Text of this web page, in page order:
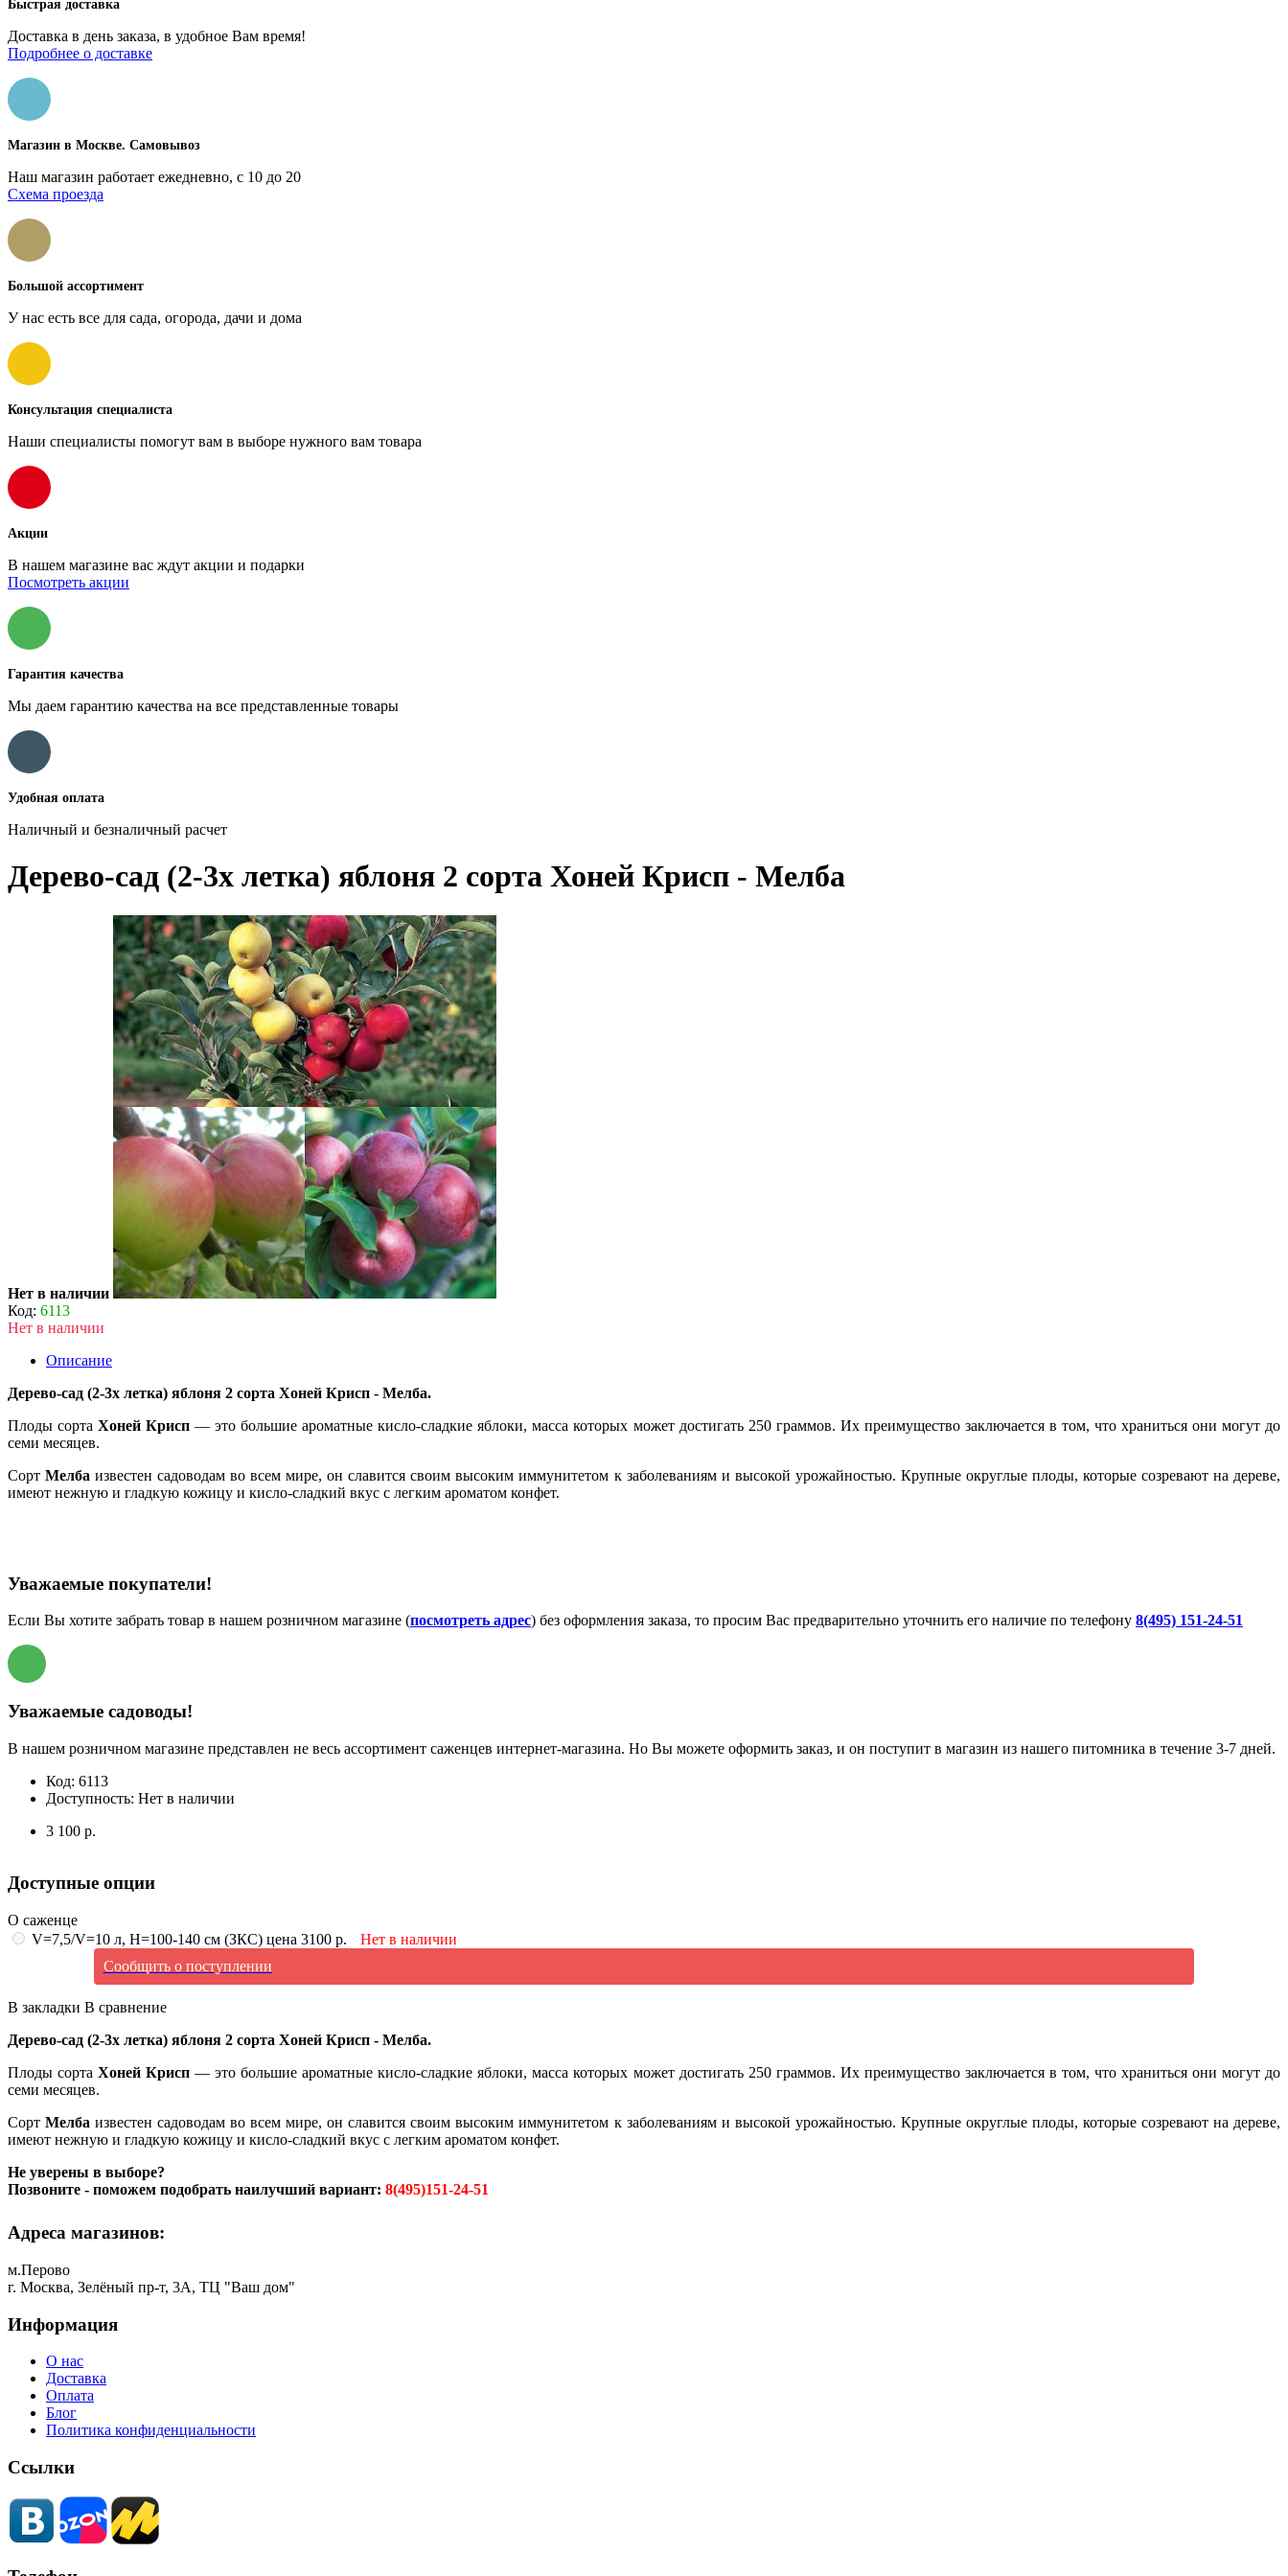
Быстрая доставка
Доставка в день заказа, в удобное Вам время!
Подробнее о доставке
Магазин в Москве. Самовывоз
Наш магазин работает ежедневно, с 10 до 20
Схема проезда
Большой ассортимент
У нас есть все для сада, огорода, дачи и дома
Консультация специалиста
Наши специалисты помогут вам в выборе нужного вам товара
Акции
В нашем магазине вас ждут акции и подарки
Посмотреть акции
Гарантия качества
Мы даем гарантию качества на все представленные товары
Удобная оплата
Наличный и безналичный расчет
Дерево-сад (2-3х летка) яблоня 2 сорта Хоней Крисп - Мелба
Нет в наличии
Код: 6113
Нет в наличии
Описание
Дерево-сад (2-3х летка) яблоня 2 сорта Хоней Крисп - Мелба.
Плоды сортаХоней Крисп — это большие ароматные кисло-сладкие яблоки, масса которых может достигать 250 граммов. Их преимущество заключается в том, что храниться они могут до
семи месяцев.
СортМелба известен садоводам во всем мире, он славится своим высоким иммунитетом к заболеваниям и высокой урожайностью. Крупные округлые плоды, которые созревают на дереве,
имеют нежную и гладкую кожицу и кисло-сладкий вкус с легким ароматом конфет.
Уважаемые покупатели!
Если Вы хотите забрать товар в нашем розничном магазине (посмотреть адрес) без оформления заказа, то просим Вас предварительно уточнить его наличие по телефону 8(495) 151-24-51
Уважаемые садоводы!
В нашем розничном магазине представлен не весь ассортимент саженцев интернет-магазина. Но Вы можете оформить заказ, и он поступит в магазин из нашего питомника в течение 3-7 дней.
Код: 6113
Доступность: Нет в наличии
3 100 р.
Доступные опции
О саженце
V=7,5/V=10 л, H=100-140 см (ЗКС) цена 3100 р.
Нет в наличии
Сообщить о поступлении
В закладки В сравнение
Дерево-сад (2-3х летка) яблоня 2 сорта Хоней Крисп - Мелба.
Плоды сортаХоней Крисп — это большие ароматные кисло-сладкие яблоки, масса которых может достигать 250 граммов. Их преимущество заключается в том, что храниться они могут до
семи месяцев.
СортМелба известен садоводам во всем мире, он славится своим высоким иммунитетом к заболеваниям и высокой урожайностью. Крупные округлые плоды, которые созревают на дереве,
имеют нежную и гладкую кожицу и кисло-сладкий вкус с легким ароматом конфет.
Не уверены в выборе?
Позвоните - поможем подобрать наилучший вариант: 8(495)151-24-51
Адреса магазинов:
м.Перово
г. Москва, Зелёный пр-т, 3А, ТЦ "Ваш дом"
Информация
О нас
Доставка
Оплата
Блог
Политика конфиденциальности
Ссылки